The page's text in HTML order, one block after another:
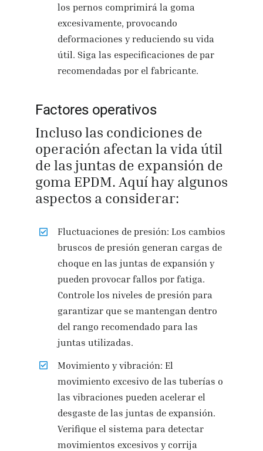
los pernos comprimirá la goma
excesivamente, provocando
deformaciones y reduciendo su vida
útil. Siga las especificaciones de par
recomendadas por el fabricante.
Factores operativos
Incluso las condiciones de
operación afectan la vida útil
de las juntas de expansión de
goma EPDM. Aquí hay algunos
aspectos a considerar:
Fluctuaciones de presión: Los cambios
bruscos de presión generan cargas de
choque en las juntas de expansión y
pueden provocar fallos por fatiga.
Controle los niveles de presión para
garantizar que se mantengan dentro
del rango recomendado para las
juntas utilizadas.
Movimiento y vibración: El
movimiento excesivo de las tuberías o
las vibraciones pueden acelerar el
desgaste de las juntas de expansión.
Verifique el sistema para detectar
movimientos excesivos y corrija